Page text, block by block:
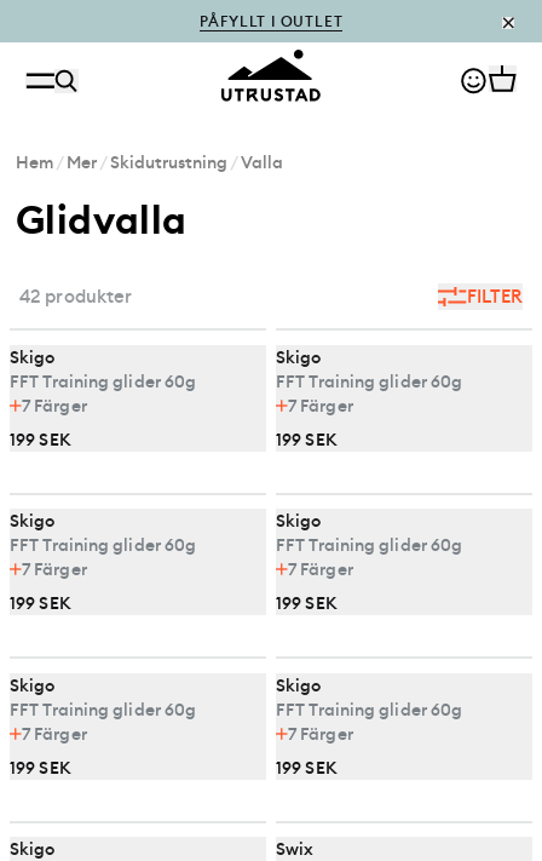
PÅFYLLT I OUTLET
Hem/Mer/Skidutrustning /Valla
Glidvalla
FILTER
42 produkter
Skigo
FFT Training glider 60g
7 Färger
199 SEK
Skigo
FFT Training glider 60g
7 Färger
199 SEK
Skigo
FFT Training glider 60g
7 Färger
199 SEK
Skigo
FFT Training glider 60g
7 Färger
199 SEK
Skigo
FFT Training glider 60g
7 Färger
199 SEK
Skigo
FFT Training glider 60g
7 Färger
199 SEK
Skigo
Swix